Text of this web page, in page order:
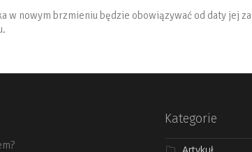
w nowym brzmieniu będzie obowiązywać od daty jej
Kategorie